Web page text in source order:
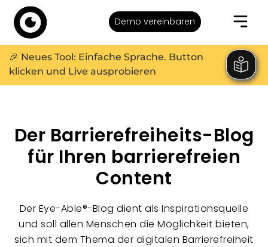
Demo vereinbaren
🎉 Neues Tool: Einfache Sprache. Button
klicken und Live ausprobieren
Der Barrierefreiheits-Blog
für Ihren barrierefreien
Content
Der Eye-Able®-Blog dient als Inspirationsquelle
und soll allen Menschen die Möglichkeit bieten,
sich mit dem Thema der digitalen Barrierefreiheit